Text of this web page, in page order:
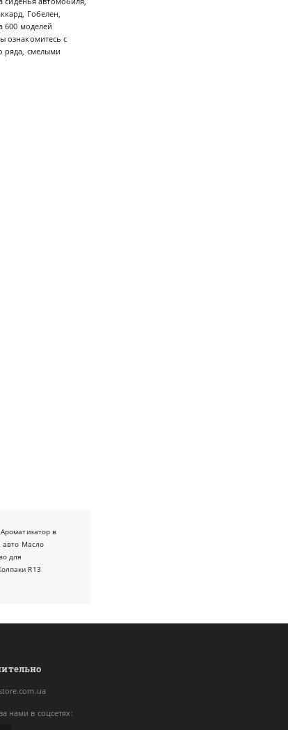
Гобелен,
600 моделей
ознакомитесь с
ряда, смелыми
Ароматизатор в
авто Масло
для
R13
нами в соцсетях: